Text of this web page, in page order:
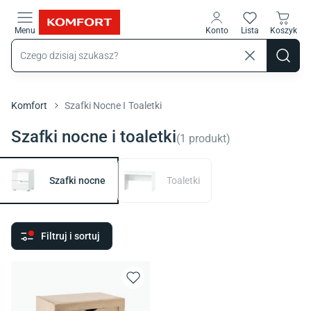
Menu Konto Lista Koszyk
Komfort Szafki Nocne I Toaletki
Szafki nocne i toaletki(1 produkt)
Szafki nocne Toaletki
Filtruj i sortuj